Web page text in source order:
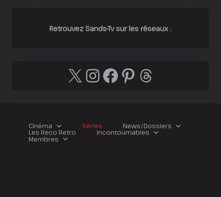
Retrouvez Sands-Tv sur les réseaux :
X Instagram
Facebook
Pinterest
Threads
Cinéma Séries News/Dossiers
Les Reco Retro Incontournables
Membres